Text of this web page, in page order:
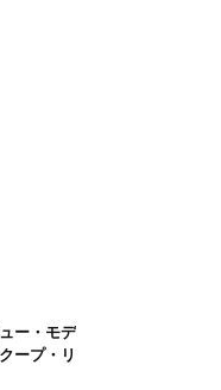
ー・モデ
ープ・リ